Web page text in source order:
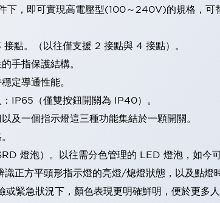
，即可實現高電壓型(100～240V)的規格，可
點。（以往僅支援 2 接點與 4 接點）。
手指保護結構。
定導通性能。
IP65（僅雙按鈕開關為 IP40）。
及一個指示燈這三種功能集結於一顆開關。
燈泡）。以往需分色管理的 LED 燈泡，如今
正方平頭形指示燈的亮燈/熄燈狀態，以及點燈
緊急狀況下，顏色表現更明確鮮明，便於更多人